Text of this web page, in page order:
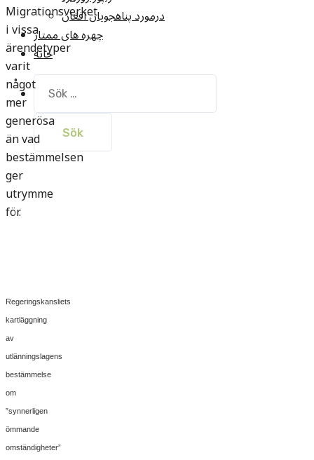
درمورد پناهجويان افغان
چهره های ممتاز
خانه
Sök
efter:
Migrationsverket
i vissa
ärendetyper
varit
något
mer
generösa
än vad
bestämmelsen
ger
utrymme
för.
Regeringskansliets
kartläggning
av
utlänningslagens
bestämmelse
om
”synnerligen
ömmande
omständigheter”